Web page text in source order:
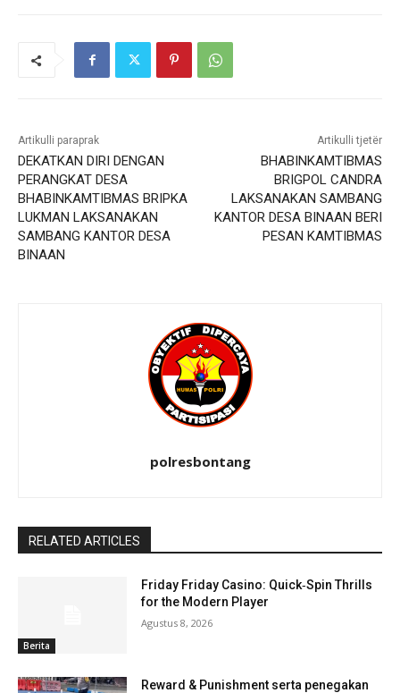
Artikulli paraprak
DEKATKAN DIRI DENGAN
PERANGKAT DESA
BHABINKAMTIBMAS BRIPKA
LUKMAN LAKSANAKAN
SAMBANG KANTOR DESA
BINAAN
Artikulli tjetër
BHABINKAMTIBMAS
BRIGPOL CANDRA
LAKSANAKAN SAMBANG
KANTOR DESA BINAAN BERI
PESAN KAMTIBMAS
polresbontang
RELATED ARTICLES
Berita
Friday Friday Casino: Quick‑Spin Thrills
for the Modern Player
Agustus 8, 2026
Reward & Punishment serta penegakan